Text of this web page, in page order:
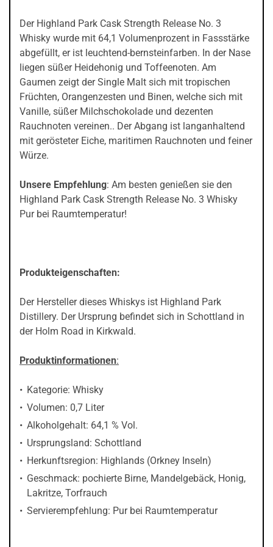
Der Highland Park Cask Strength Release No. 3
Whisky wurde mit 64,1 Volumenprozent in Fassstärke
abgefüllt, er ist leuchtend-bernsteinfarben. In der Nase
liegen süßer Heidehonig und Toffeenoten. Am
Gaumen zeigt der Single Malt sich mit tropischen
Früchten, Orangenzesten und Binen, welche sich mit
Vanille, süßer Milchschokolade und dezenten
Rauchnoten vereinen.. Der Abgang ist langanhaltend
mit gerösteter Eiche, maritimen Rauchnoten und feiner
Würze.
Unsere Empfehlung: Am besten genießen sie den
Highland Park Cask Strength Release No. 3 Whisky
Pur bei Raumtemperatur!
Produkteigenschaften:
Der Hersteller dieses Whiskys ist Highland Park
Distillery. Der Ursprung befindet sich in Schottland in
der Holm Road in Kirkwald.
Produktinformationen:
Kategorie: Whisky
Volumen: 0,7 Liter
Alkoholgehalt: 64,1 % Vol.
Ursprungsland: Schottland
Herkunftsregion: Highlands (Orkney Inseln)
Geschmack: pochierte Birne, Mandelgebäck, Honig,
Lakritze, Torfrauch
Servierempfehlung: Pur bei Raumtemperatur